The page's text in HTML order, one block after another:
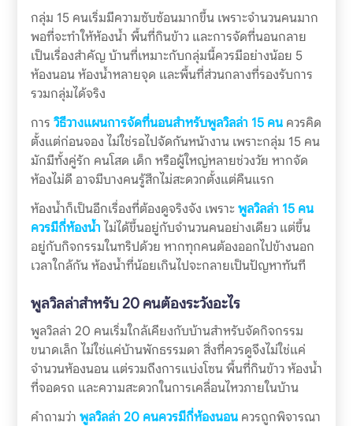
กลุ่ม 15 คนเริ่มมีความซับซ้อนมากขึ้น เพราะจำนวนคนมาก
พอที่จะทำให้ห้องน้ำ พื้นที่กินข้าว และการจัดที่นอนกลาย
เป็นเรื่องสำคัญ บ้านที่เหมาะกับกลุ่มนี้ควรมีอย่างน้อย 5
ห้องนอน ห้องน้ำหลายจุด และพื้นที่ส่วนกลางที่รองรับการ
รวมกลุ่มได้จริง
การ วิธีวางแผนการจัดที่นอนสำหรับพูลวิลล่า 15 คนควรคิด
ตั้งแต่ก่อนจอง ไม่ใช่รอไปจัดกันหน้างาน เพราะกลุ่ม 15 คน
มักมีทั้งคู่รัก คนโสด เด็ก หรือผู้ใหญ่หลายช่วงวัย หากจัด
ห้องไม่ดี อาจมีบางคนรู้สึกไม่สะดวกตั้งแต่คืนแรก
ห้องน้ำก็เป็นอีกเรื่องที่ต้องดูจริงจัง เพราะพูลวิลล่า 15 คน
ควรมีกี่ห้องน้ำ ไม่ได้ขึ้นอยู่กับจำนวนคนอย่างเดียว แต่ขึ้น
อยู่กับกิจกรรมในทริปด้วย หากทุกคนต้องออกไปข้างนอก
เวลาใกล้กัน ห้องน้ำที่น้อยเกินไปจะกลายเป็นปัญหาทันที
พูลวิลล่าสำหรับ 20 คนต้องระวังอะไร
พูลวิลล่า 20 คนเริ่มใกล้เคียงกับบ้านสำหรับจัดกิจกรรม
ขนาดเล็ก ไม่ใช่แค่บ้านพักธรรมดา สิ่งที่ควรดูจึงไม่ใช่แค่
จำนวนห้องนอน แต่รวมถึงการแบ่งโซน พื้นที่กินข้าว ห้องน้ำ
ที่จอดรถ และความสะดวกในการเคลื่อนไหวภายในบ้าน
คำถามว่า พูลวิลล่า 20 คนควรมีกี่ห้องนอนควรถูกพิจารณา